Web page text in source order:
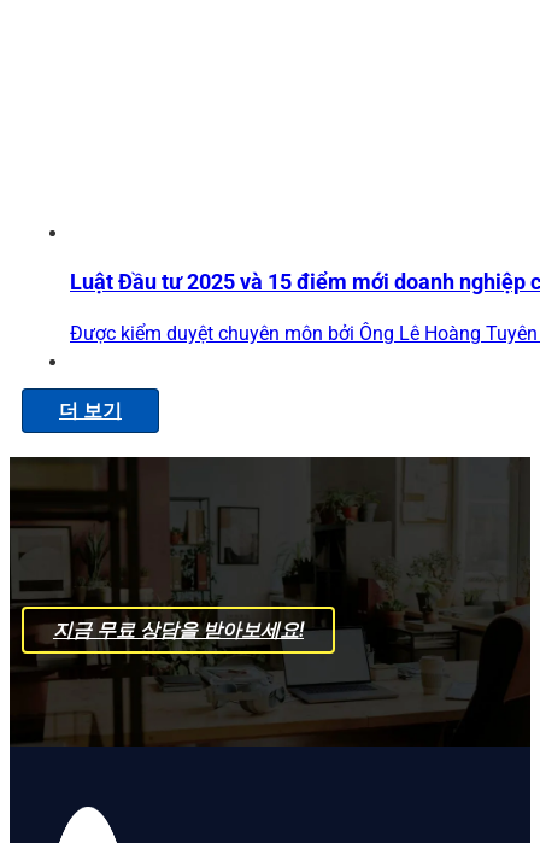
Luật Đầu tư 2025 và 15 điểm mới doanh nghiệp
Được kiểm duyệt chuyên môn bởi Ông Lê Hoàng
더 보기
지금 무료 상담을 받아보세요!